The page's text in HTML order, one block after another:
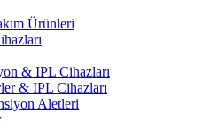
Ürünleri
& IPL Cihazları
& IPL Cihazları
Aletleri